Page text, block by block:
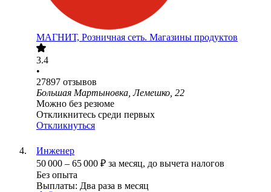
МАГНИТ, Розничная сеть. Магазины продуктов
3.4
•
27897 отзывов
Большая Мартыновка, Лемешко, 22
Можно без резюме
Откликнитесь среди первых
Откликнуться
Инженер
50 000 – 65 000 ₽ за месяц, до вычета налогов
Без опыта
Выплаты: Два раза в месяц